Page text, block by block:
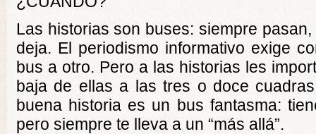
Las historias son buses: siempre
deja. El periodismo informativo exige
bus a otro. Pero a las historias les
baja de ellas a las tres o doce
buena historia es un bus fantasma:
pero siempre te lleva a un “más allá”.